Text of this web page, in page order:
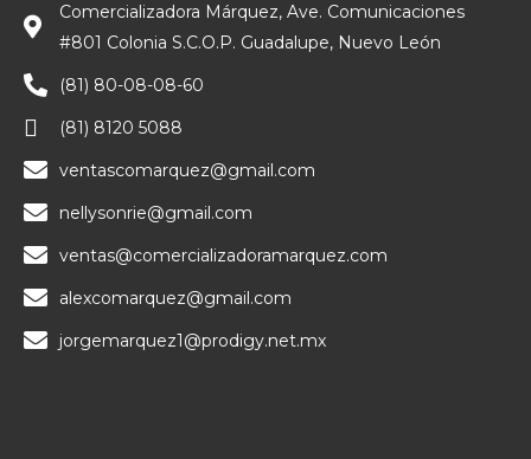
Comercializadora Márquez, Ave. Comunicaciones
#801 Colonia S.C.O.P. Guadalupe, Nuevo León
(81) 80-08-08-60
(81) 8120 5088
ventascomarquez@gmail.com
nellysonrie@gmail.com
ventas@comercializadoramarquez.com
alexcomarquez@gmail.com
jorgemarquez1@prodigy.net.mx